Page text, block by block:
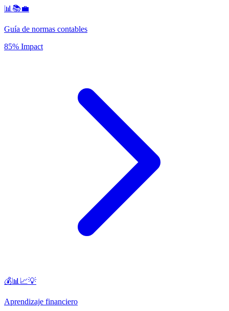
📊📚💼
Guía de normas contables
85% Impact
💰📊📈💡
Aprendizaje financiero